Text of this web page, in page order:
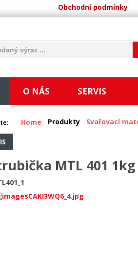
Obchodní podmínky
O NÁS SERVIS
Home Produkty Svařovací
MTL 401 1kg